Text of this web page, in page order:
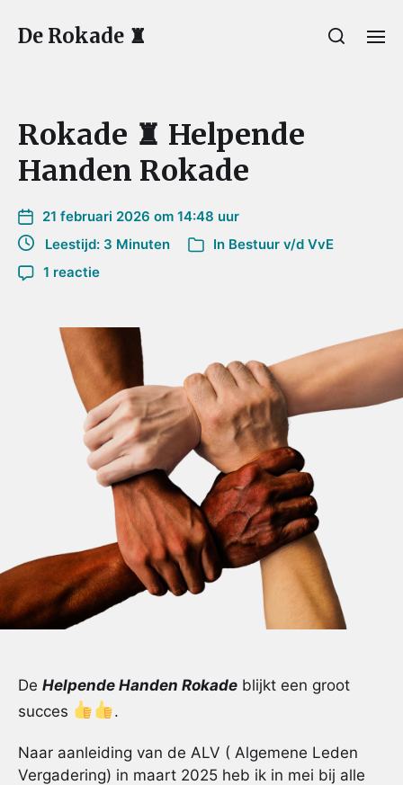
De Rokade ♜
Rokade ♜ Helpende
Handen Rokade
21 februari 2026 om 14:48 uur
Leestijd: 3 Minuten
In Bestuur v/d VvE
1 reactie
De Helpende Handen Rokade blijkt een groot
succes
.
Naar aanleiding van de ALV ( Algemene Leden
Vergadering) in maart 2025 heb ik in mei bij alle